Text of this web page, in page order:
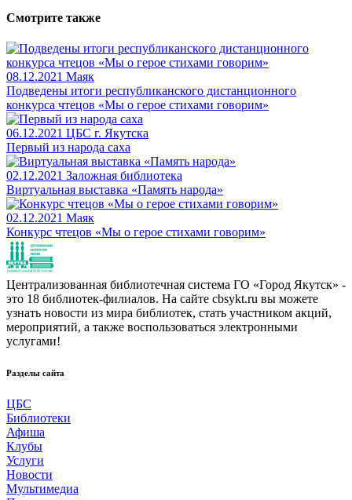
Смотрите также
08.12.2021 Маяк
Подведены итоги республиканского дистанционного
конкурса чтецов «Мы о герое стихами говорим»
06.12.2021 ЦБС г. Якутска
Первый из народа саха
02.12.2021 Заложная библиотека
Виртуальная выставка «Память народа»
02.12.2021 Маяк
Конкурс чтецов «Мы о герое стихами говорим»
Централизованная библиотечная система ГО «Город Якутск» -
это 18 библиотек-филиалов. На сайте cbsykt.ru вы можете
узнать новости из мира библиотек, стать участником акций,
мероприятий, а также воспользоваться электронными
услугами!
Разделы сайта
ЦБС
Библиотеки
Афиша
Клубы
Услуги
Новости
Мультимедиа